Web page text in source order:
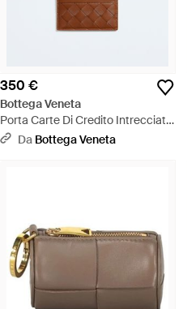
350 €
Bottega Veneta
Porta Carte Di Credito Intrecciato
- Bianco
Da Bottega Veneta